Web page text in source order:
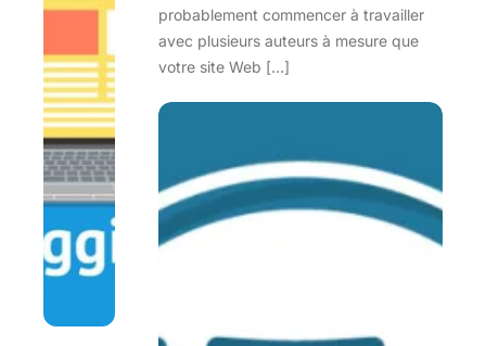
probablement commencer à travailler
avec plusieurs auteurs à mesure que
votre site Web […]